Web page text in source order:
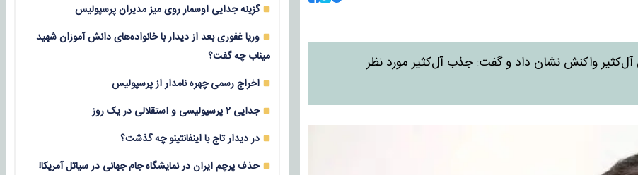
واکنش نشان داد و گفت: جذب آل‌کثیر مورد نظر
گزینه جدایی اوسمار روی میز مدیران پرسپولیس
وریا غفوری بعد از دیدار با خانواده‌های دانش آموزان شهید
میناب چه گفت؟
اخراج رسمی چهره نامدار از پرسپولیس
جدایی ۲ پرسپولیسی و استقلالی در یک روز
در دیدار تاج با اینفانتینو چه گذشت؟
حذف پرچم ایران در نمایشگاه جام جهانی در سیاتل آمریکا!